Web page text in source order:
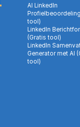
AI LinkedIn
tool)
LinkedIn
(Gratis tool)
LinkedIn
Generator met AI
tool)